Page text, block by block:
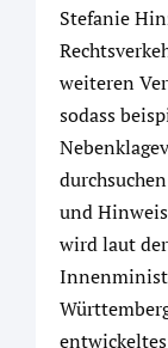
Stefanie
weiteren
sodass
und
wird laut